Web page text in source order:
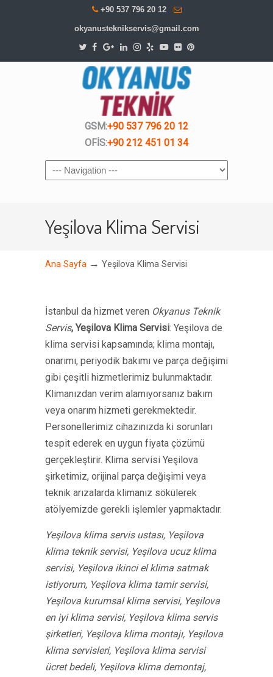
+90 537 796 20 12
okyanusteknikservis@gmail.com
GSM:+90 537 796 20 12
OFİS:+90 212 451 01 34
Navigation
Yeşilova Klima Servisi
Ana Sayfa → Yeşilova Klima Servisi
İstanbul da hizmet veren Okyanus Teknik
Servis,Yeşilova Klima Servisi: Yeşilova de
klima servisi kapsamında; klima montajı,
onarımı, periyodik bakımı ve parça değişimi
gibi çeşitli hizmetlerimiz bulunmaktadır.
Klimanızdan verim alamıyorsanız bakım
veya onarım hizmeti gerekmektedir.
Personellerimiz cihazınızda ki sorunları
tespit ederek en uygun fiyata çözümü
gerçekleştirir. Klima servisi Yeşilova
şirketimiz, orijinal parça değişimi veya
teknik arızalarda klimanız sökülerek
atölyemizde gerekli işlemler yapmaktadır.
Yeşilova klima servis ustası, Yeşilova
klima teknik servisi, Yeşilova ucuz klima
servisi, Yeşilova ikinci el klima satmak
istiyorum, Yeşilova klima tamir servisi,
Yeşilova kurumsal klima servisi, Yeşilova
en iyi klima servisi, Yeşilova klima servis
şirketleri, Yeşilova klima montajı, Yeşilova
klima servisleri, Yeşilova klima servisi
ücret bedeli, Yeşilova klima demontaj,